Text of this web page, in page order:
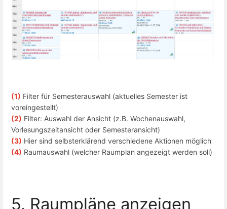
(1) Filter für Semesterauswahl (aktuelles Semester ist
voreingestellt)
(2) Filter: Auswahl der Ansicht (z.B. Wochenauswahl,
Vorlesungszeitansicht oder Semesteransicht)
(3) Hier sind selbsterklärend verschiedene Aktionen möglich
(4) Raumauswahl (welcher Raumplan angezeigt werden soll)
5. Raumpläne anzeigen